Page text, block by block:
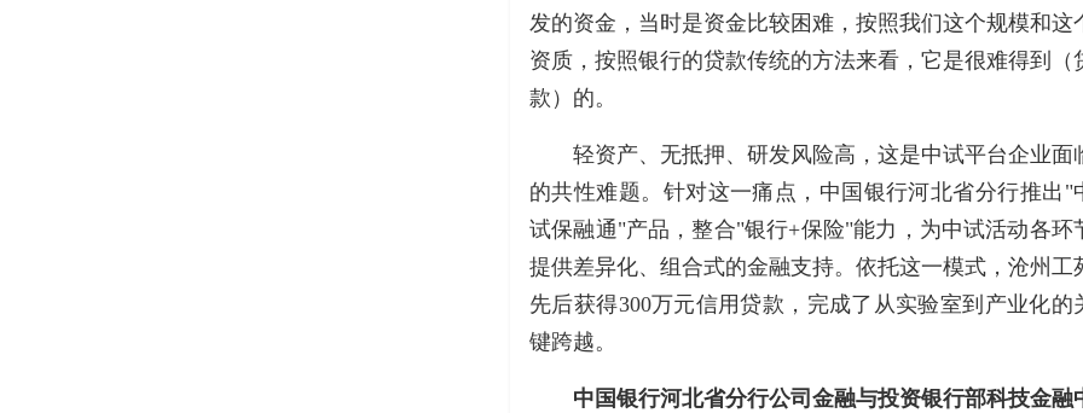
发的资金，当时是资金比较困难，按照我们这个规模和这
资质，按照银行的贷款传统的方法来看，它是很难得到（
款）的。
轻资产、无抵押、研发风险高，这是中试平台企业面
的共性难题。针对这一痛点，中国银行河北省分行推出"
试保融通"产品，整合"银行+保险"能力，为中试活动各环
提供差异化、组合式的金融支持。依托这一模式，沧州工
先后获得300万元信用贷款，完成了从实验室到产业化的
键跨越。
中国银行河北省分行公司金融与投资银行部科技金融